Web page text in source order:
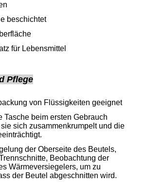
beschichtet
für Lebensmittel
Pflege
von Flüssigkeiten geeignet
Tasche beim ersten Gebrauch
sich zusammenkrumpelt und die
der Oberseite des Beutels,
Beobachtung der
Wärmeversiegelers, um zu
der Beutel abgeschnitten wird.